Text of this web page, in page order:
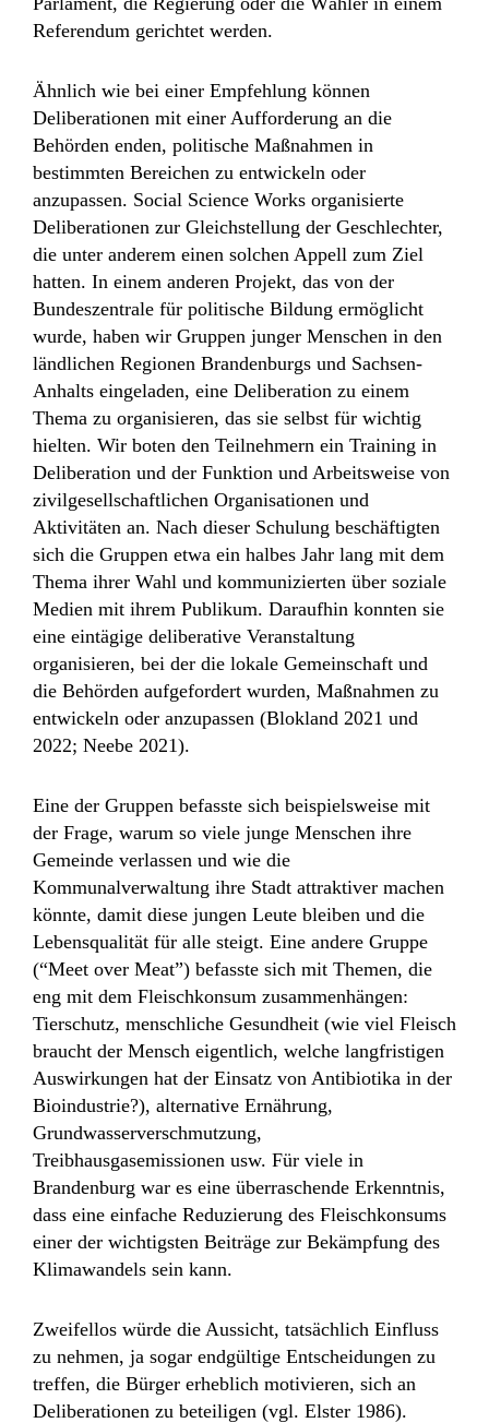
Referendum gerichtet werden.
Ähnlich wie bei einer Empfehlung können
Deliberationen mit einer Aufforderung an die
Behörden enden, politische Maßnahmen in
bestimmten Bereichen zu entwickeln oder
anzupassen. Social Science Works organisierte
Deliberationen zur Gleichstellung der Geschlechter,
die unter anderem einen solchen Appell zum Ziel
hatten. In einem anderen Projekt, das von der
Bundeszentrale für politische Bildung ermöglicht
wurde, haben wir Gruppen junger Menschen in den
ländlichen Regionen Brandenburgs und Sachsen-
Anhalts eingeladen, eine Deliberation zu einem
Thema zu organisieren, das sie selbst für wichtig
hielten. Wir boten den Teilnehmern ein Training in
Deliberation und der Funktion und Arbeitsweise von
zivilgesellschaftlichen Organisationen und
Aktivitäten an. Nach dieser Schulung beschäftigten
sich die Gruppen etwa ein halbes Jahr lang mit dem
Thema ihrer Wahl und kommunizierten über soziale
Medien mit ihrem Publikum. Daraufhin konnten sie
eine eintägige deliberative Veranstaltung
organisieren, bei der die lokale Gemeinschaft und
die Behörden aufgefordert wurden, Maßnahmen zu
entwickeln oder anzupassen (Blokland 2021 und
2022; Neebe 2021).
Eine der Gruppen befasste sich beispielsweise mit
der Frage, warum so viele junge Menschen ihre
Gemeinde verlassen und wie die
Kommunalverwaltung ihre Stadt attraktiver machen
könnte, damit diese jungen Leute bleiben und die
Lebensqualität für alle steigt. Eine andere Gruppe
(“Meet over Meat”) befasste sich mit Themen, die
eng mit dem Fleischkonsum zusammenhängen:
Tierschutz, menschliche Gesundheit (wie viel Fleisch
braucht der Mensch eigentlich, welche langfristigen
Auswirkungen hat der Einsatz von Antibiotika in der
Bioindustrie?), alternative Ernährung,
Grundwasserverschmutzung,
Treibhausgasemissionen usw. Für viele in
Brandenburg war es eine überraschende Erkenntnis,
dass eine einfache Reduzierung des Fleischkonsums
einer der wichtigsten Beiträge zur Bekämpfung des
Klimawandels sein kann.
Zweifellos würde die Aussicht, tatsächlich Einfluss
zu nehmen, ja sogar endgültige Entscheidungen zu
treffen, die Bürger erheblich motivieren, sich an
Deliberationen zu beteiligen (vgl. Elster 1986).